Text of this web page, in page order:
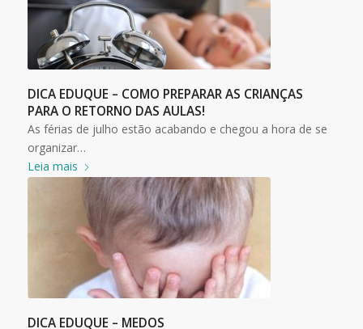
DICA EDUQUE – COMO PREPARAR AS CRIANÇAS
PARA O RETORNO DAS AULAS!
As férias de julho estão acabando e chegou a hora de se
organizar…
Leia mais
DICA EDUQUE – MEDOS